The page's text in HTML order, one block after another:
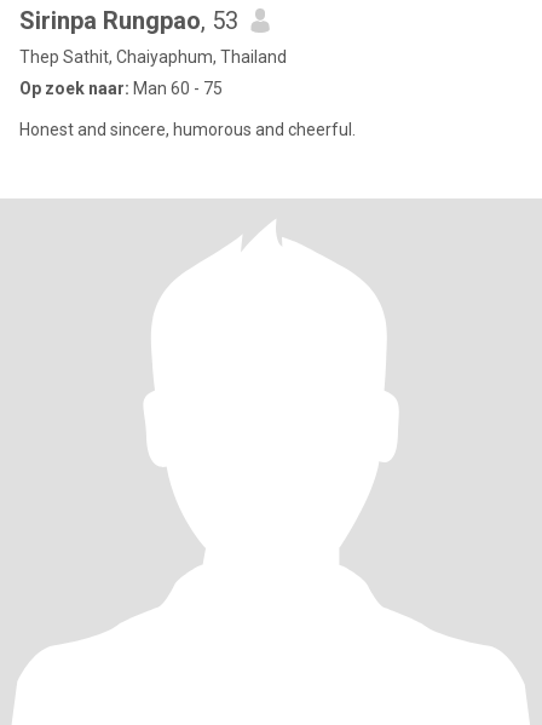
Sirinpa Rungpao, 53
Thep Sathit, Chaiyaphum, Thailand
Op zoek naar: Man 60 - 75
Honest and sincere, humorous and cheerful.